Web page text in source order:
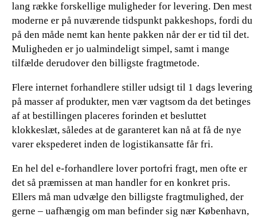
lang række forskellige muligheder for levering. Den mest
moderne er på nuværende tidspunkt pakkeshops, fordi du
på den måde nemt kan hente pakken når der er tid til det.
Muligheden er jo ualmindeligt simpel, samt i mange
tilfælde derudover den billigste fragtmetode.
Flere internet forhandlere stiller udsigt til 1 dags levering
på masser af produkter, men vær vagtsom da det betinges
af at bestillingen placeres forinden et besluttet
klokkeslæt, således at de garanteret kan nå at få de nye
varer ekspederet inden de logistikansatte får fri.
En hel del e-forhandlere lover portofri fragt, men ofte er
det så præmissen at man handler for en konkret pris.
Ellers må man udvælge den billigste fragtmulighed, der
gerne – uafhængig om man befinder sig nær København,